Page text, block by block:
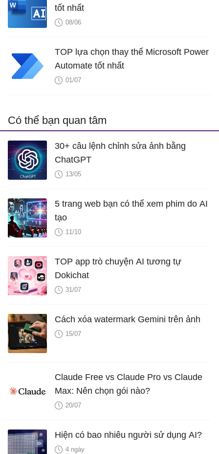
tốt nhất
08/06
TOP lựa chọn thay thế Microsoft Power
Automate tốt nhất
01/07
Có thể bạn quan tâm
30+ câu lệnh chỉnh sửa ảnh bằng
ChatGPT
13/05
5 trang web bạn có thể xem phim do AI
tạo
11/10
TOP app trò chuyện AI tương tự
Dokichat
31/07
Cách xóa watermark Gemini trên ảnh
15/07
Claude Free vs Claude Pro vs Claude
Max: Nên chọn gói nào?
20/07
Hiện có bao nhiêu người sử dụng AI?
4 ngày